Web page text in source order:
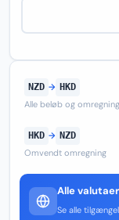
NZD → HKD
Alle beløb og
HKD → NZD
Omvendt omregning
Alle valutaer
Se alle